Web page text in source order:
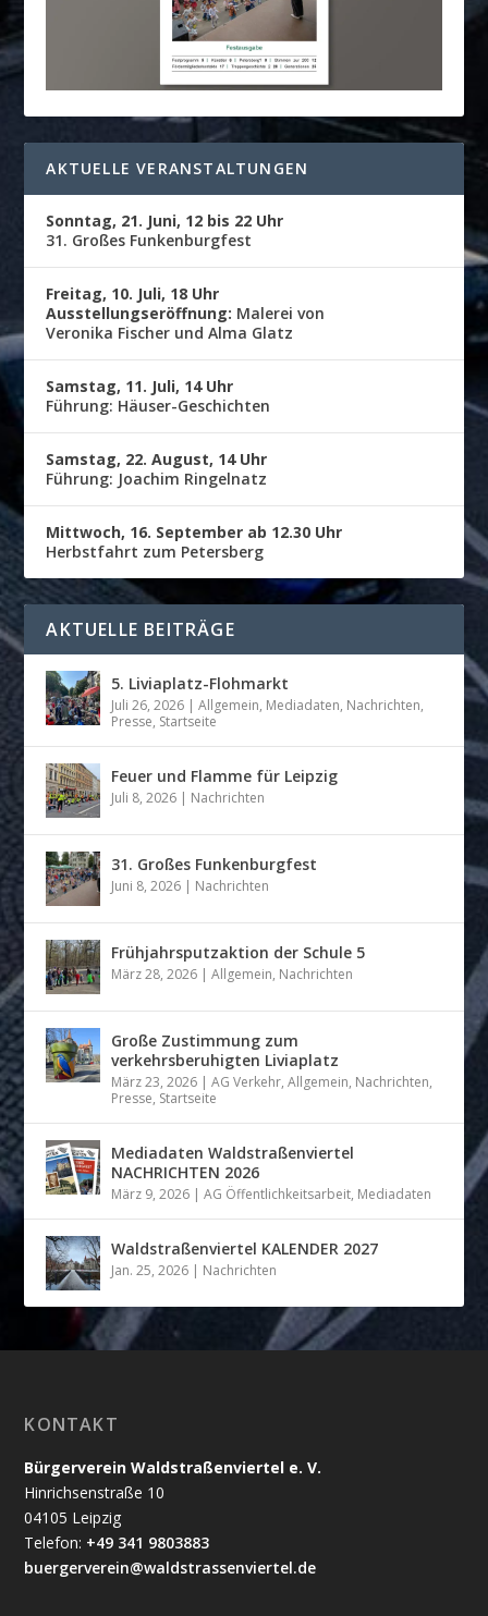
AKTUELLE VERANSTALTUNGEN
Sonntag, 21. Juni, 12 bis 22 Uhr
31. Großes Funkenburgfest
Freitag, 10. Juli, 18 Uhr
Ausstellungseröffnung: Malerei von
Veronika Fischer und Alma Glatz
Samstag, 11. Juli, 14 Uhr
Führung: Häuser-Geschichten
Samstag, 22. August, 14 Uhr
Führung: Joachim Ringelnatz
Mittwoch, 16. September ab 12.30 Uhr
Herbstfahrt zum Petersberg
AKTUELLE BEITRÄGE
5. Liviaplatz-Flohmarkt
Juli 26, 2026 |Allgemein, Mediadaten, Nachrichten,
Presse, Startseite
Feuer und Flamme für Leipzig
Juli 8, 2026 | Nachrichten
31. Großes Funkenburgfest
Juni 8, 2026 | Nachrichten
Frühjahrsputzaktion der Schule 5
März 28, 2026 |Allgemein, Nachrichten
Große Zustimmung zum
verkehrsberuhigten Liviaplatz
März 23, 2026 |AG Verkehr,Allgemein, Nachrichten,
Presse, Startseite
Mediadaten Waldstraßenviertel
NACHRICHTEN 2026
März 9, 2026 |AG Öffentlichkeitsarbeit, Mediadaten
Waldstraßenviertel KALENDER 2027
Jan. 25, 2026 | Nachrichten
KONTAKT
Bürgerverein Waldstraßenviertel e. V.
Hinrichsenstraße 10
04105 Leipzig
Telefon: +49 341 9803883
buergerverein@waldstrassenviertel.de